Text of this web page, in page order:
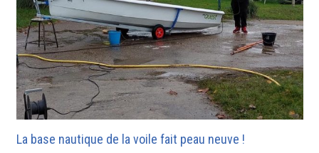
La base nautique de la voile fait peau neuve !